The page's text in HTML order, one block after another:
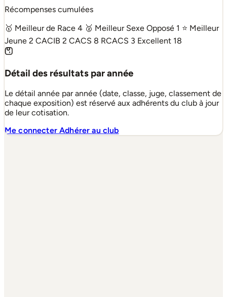
Récompenses cumulées
🥇 Meilleur de Race 4 🥈 Meilleur Sexe Opposé 1 ⭐ Meilleur
Jeune 2 CACIB 2 CACS 8 RCACS 3 Excellent 18
Détail des résultats par année
Le détail année par année (date, classe, juge, classement de
chaque exposition) est réservé aux adhérents du club à jour
de leur cotisation.
Me connecterAdhérer au club